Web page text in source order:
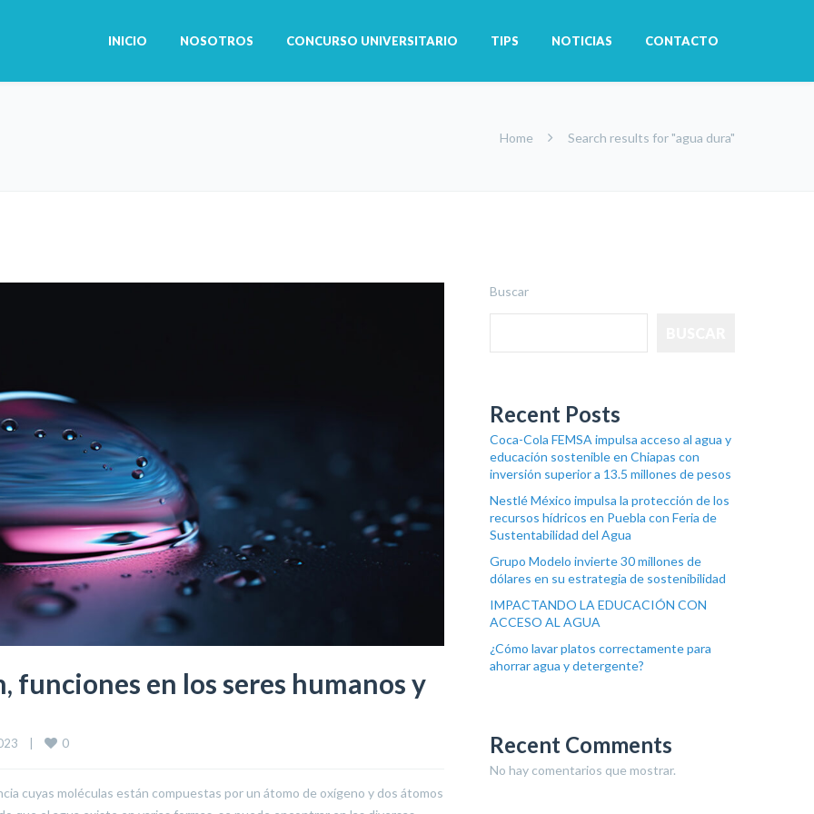
INICIO NOSOTROS CONCURSO UNIVERSITARIO TIPS NOTICIAS CONTACTO
Home Search results for "agua dura"
funciones en los seres humanos y
0
cuyas moléculas están compuestas por un átomo de oxígeno y dos átomos
Buscar
Recent Posts
Coca-Cola FEMSA impulsa acceso al agua y
educación sostenible en Chiapas con
inversión superior a 13.5 millones de pesos
Nestlé México impulsa la protección de los
recursos hídricos en Puebla con Feria de
Sustentabilidad del Agua
Grupo Modelo invierte 30 millones de
dólares en su estrategia de sostenibilidad
IMPACTANDO LA EDUCACIÓN CON
ACCESO AL AGUA
¿Cómo lavar platos correctamente para
ahorrar agua y detergente?
Recent Comments
No hay comentarios que mostrar.